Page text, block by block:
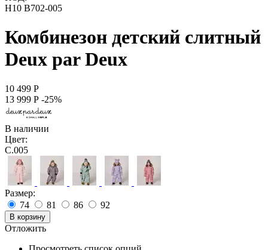
H10 B702-005
Комбинезон детский слитный
Deux par Deux
10 499 Р
13 999 Р -25%
В наличии
Цвет:
C.005
Размер:
74
81 86 92
В корзину
Отложить